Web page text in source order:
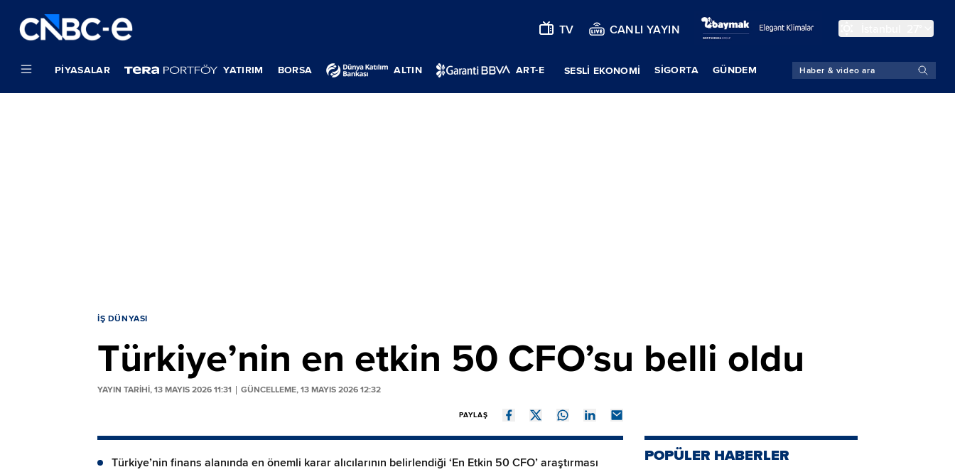
TV CANLI YAYIN
PIYASALAR YATIRIM BORSA ALTIN ART-E SESLİ EKONOMİ SIGORTA GÜNDEM
İŞ DÜNYASI
Türkiye’nin en etkin 50 CFO’su belli oldu
YAYIN TARİHİ, 13 MAYIS 2026 11:31 GÜNCELLEME, 13 MAYIS 2026 12:32
PAYLAŞ
Türkiye’nin finans alanında en önemli karar alıcılarının belirlendiği ‘En Etkin 50 CFO’ araştırması
POPÜLER HABERLER